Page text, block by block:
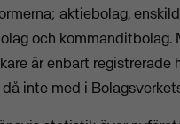
aktiebolag,
och kommanditbolag.
är enbart registrerade
inte med i